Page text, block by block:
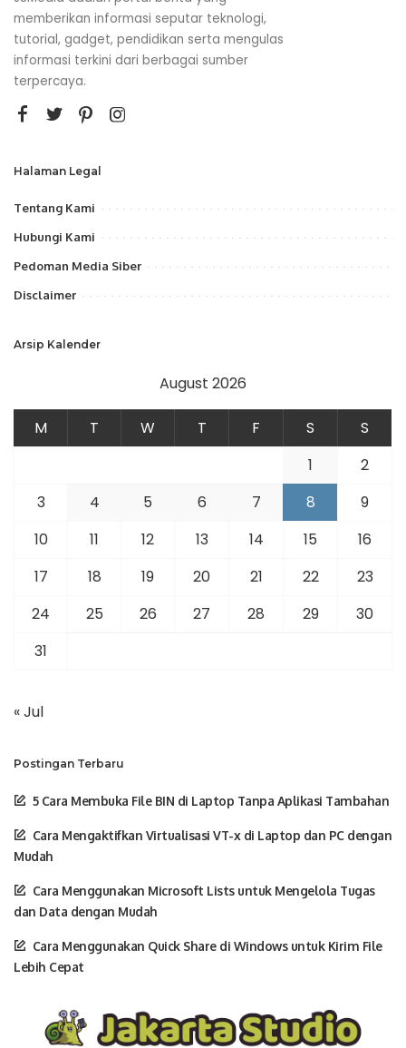
memberikan informasi seputar teknologi,
tutorial, gadget, pendidikan serta mengulas
informasi terkini dari berbagai sumber
terpercaya.
Halaman Legal
Tentang Kami
Hubungi Kami
Pedoman Media Siber
Disclaimer
Arsip Kalender
August 2026
M T W T F S
S
1
2
3
4 5 6 7 8
9
10
11 12 13 14 15
16
17
18 19 20 21 22
23
24
25 26 27 28 29
30
31
« Jul
Postingan Terbaru
5 Cara Membuka File BIN di Laptop Tanpa Aplikasi Tambahan
Cara Mengaktifkan Virtualisasi VT-x di Laptop dan PC dengan
Mudah
Cara Menggunakan Microsoft Lists untuk Mengelola Tugas
dan Data dengan Mudah
Cara Menggunakan Quick Share di Windows untuk Kirim File
Lebih Cepat